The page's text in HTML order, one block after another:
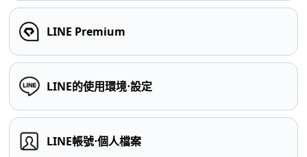
LINE Premium
LINE的使用環境⋅設定
LINE帳號⋅個人檔案